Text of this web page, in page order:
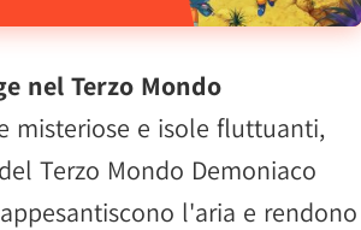
nel Terzo Mondo
misteriose e isole fluttuanti,
Terzo Mondo Demoniaco
l'aria e rendono